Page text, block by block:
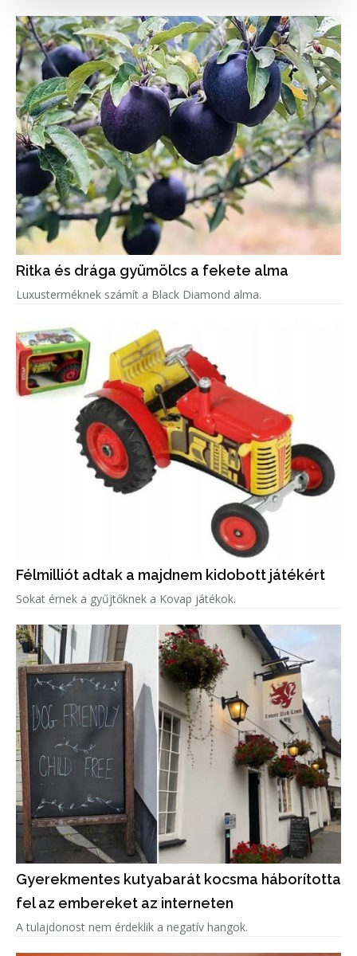
Ritka és drága gyümölcs a fekete alma
Luxusterméknek számít a Black Diamond alma.
Félmilliót adtak a majdnem kidobott játékért
Sokat érnek a gyűjtőknek a Kovap játékok.
Gyerekmentes kutyabarát kocsma háborította
fel az embereket az interneten
A tulajdonost nem érdeklik a negatív hangok.